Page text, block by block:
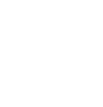
Посол США в
утверждения
демонстраций о